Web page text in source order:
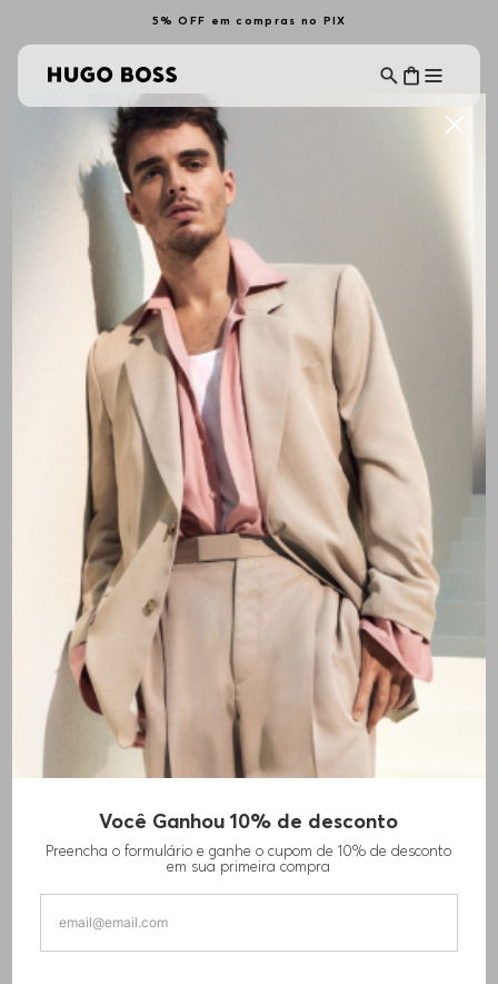
5% OFF em compras no PIX
Você Ganhou 10% de desconto
Preencha o formulário e ganhe o cupom de 10% de desconto
em sua primeira compra
CAMISETA SLIM FIT EM ALGODÃO MOULINÉ
MERCERIZADO
R$ 360,00